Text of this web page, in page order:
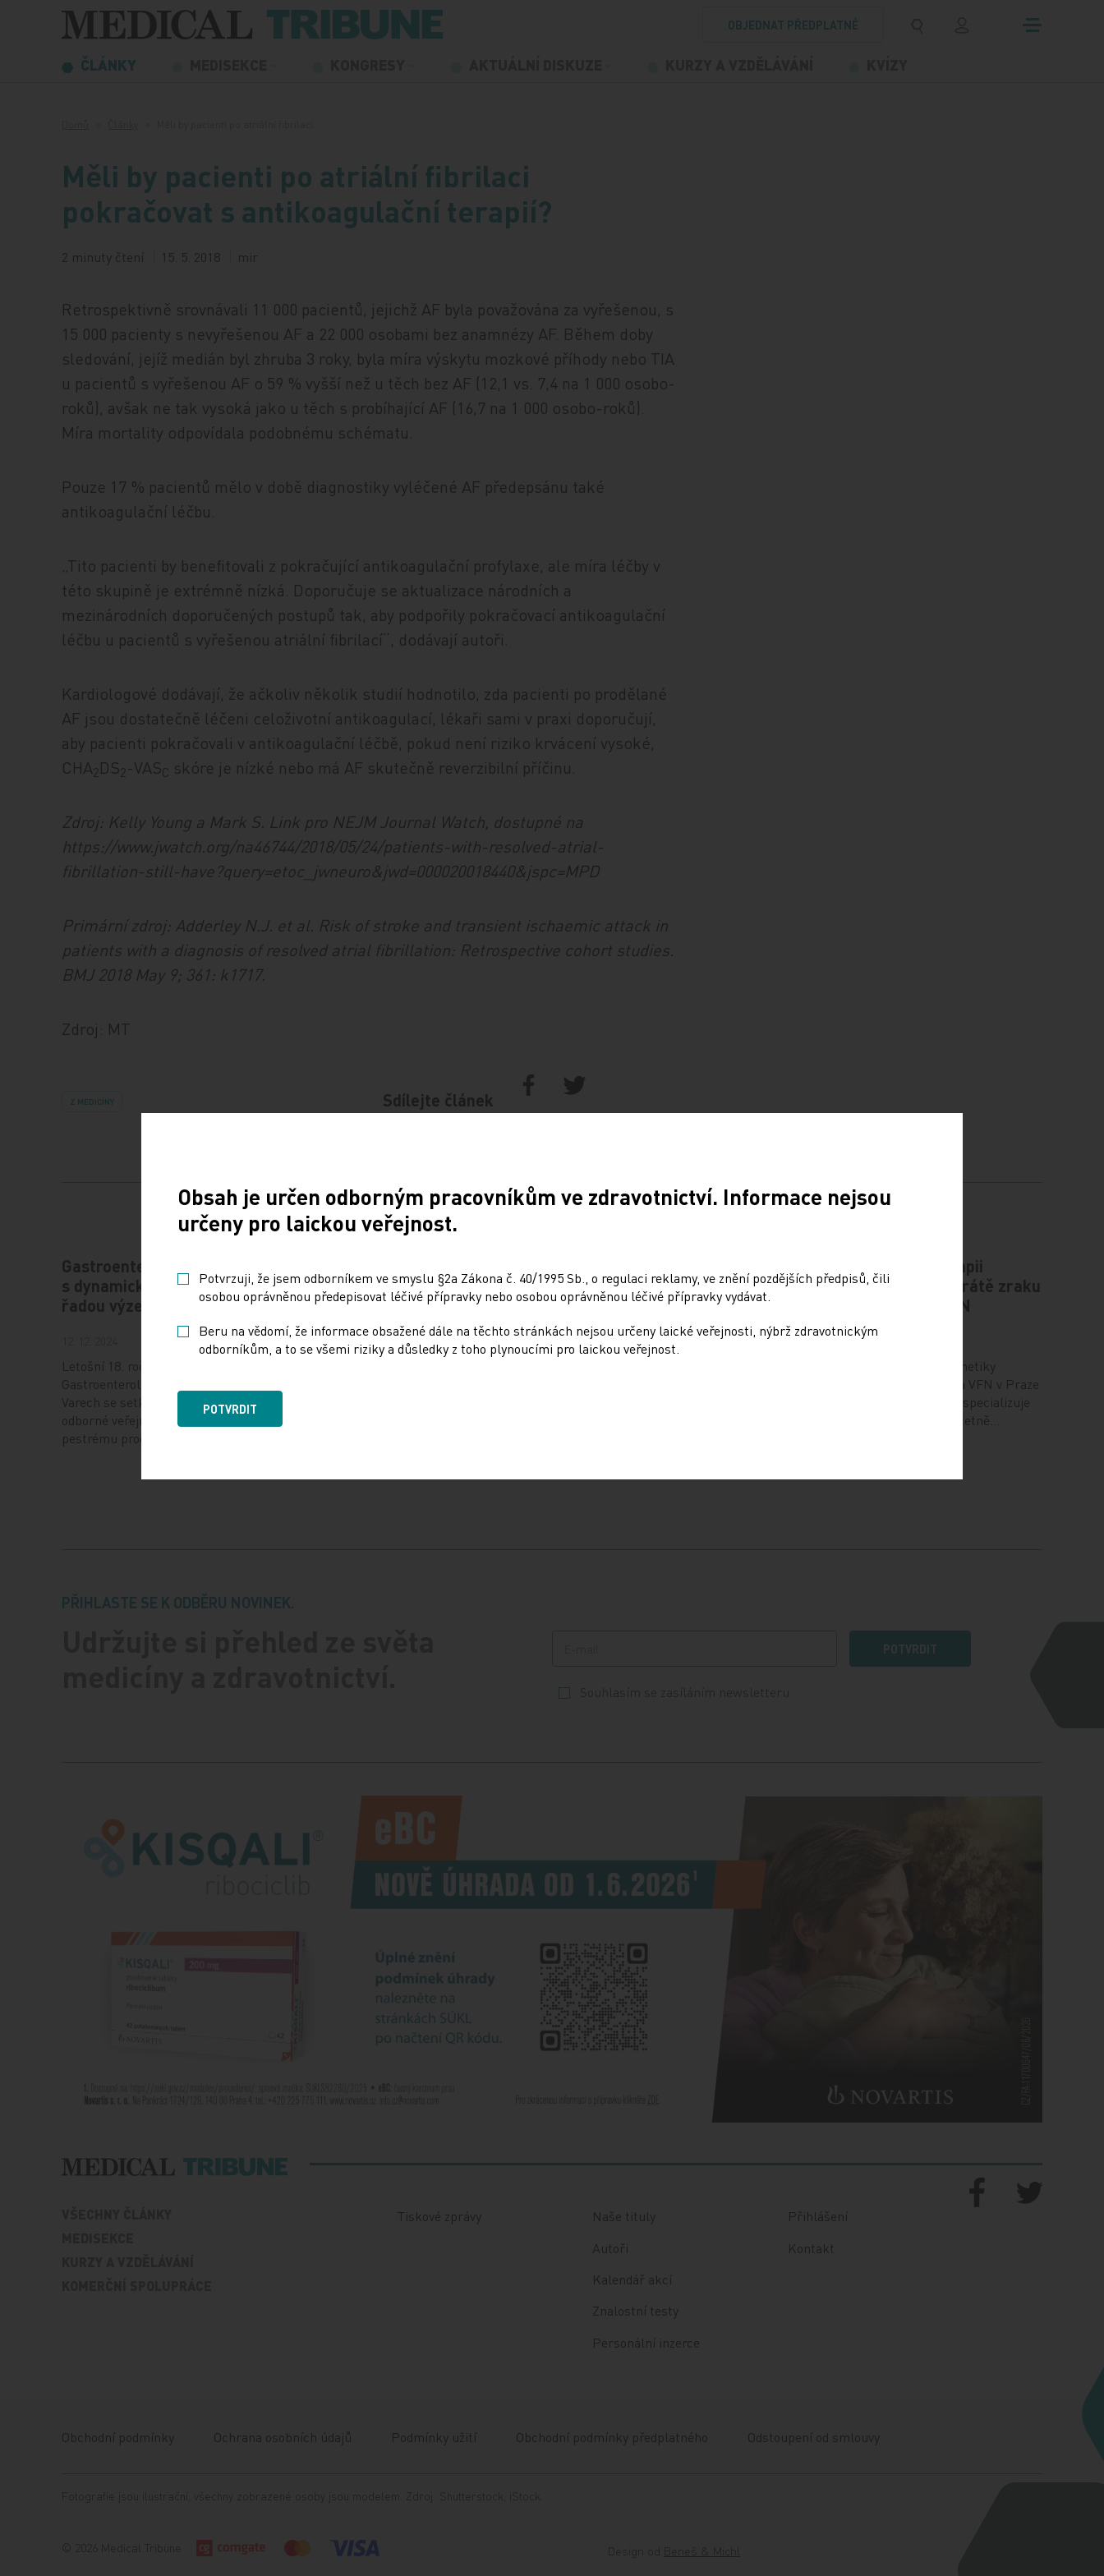
Přeskočit na obsah
OBJEDNAT PŘEDPLATNÉ
ČLÁNKY
Měli by pacienti po atriální fibrilaci
pokračovat s antikoagulační terapií?
2 minuty čtení 15. 5. 2018 mir
Retrospektivně srovnávali 11 000 pacientů, jejichž AF byla považována za vyřešenou, s
15 000 pacienty s nevyřešenou AF a 22 000 osobami bez anamnézy AF. Během doby
sledování, jejíž medián byl zhruba 3 roky, byla míra výskytu mozkové příhody nebo TIA
u pacientů s vyřešenou AF o 59 % vyšší než u těch bez AF (12,1 vs. 7,4 na 1 000 osobo-
roků), avšak ne tak vysoká jako u těch s probíhající AF (16,7 na 1 000 osobo-roků).
Míra mortality odpovídala podobnému schématu.
Pouze 17 % pacientů mělo v době diagnostiky vyléčené AF předepsánu také
antikoagulační léčbu.
„Tito pacienti by benefitovali z pokračující antikoagulační profylaxe, ale míra léčby v
této skupině je extrémně nízká. Doporučuje se aktualizace národních a
mezinárodních doporučených postupů tak, aby podpořily pokračovací antikoagulační
léčbu u pacientů s vyřešenou atriální fibrilací“, dodávají autoři.
Kardiologové dodávají, že ačkoliv několik studií hodnotilo, zda pacienti po prodělané
AF jsou dostatečně léčeni celoživotní antikoagulací, lékaři sami v praxi doporučují,
aby pacienti pokračovali v antikoagulační léčbě, pokud není riziko krvácení vysoké,
CHA2 DS2 -VASC skóre je nízké nebo má AF skutečně reverzibilní příčinu.
Zdroj: Kelly Young a Mark S. Link pro NEJM Journal Watch, dostupné na
https://www.jwatch.org/na46744/2018/05/24/patients-with-resolved-atrial-
fibrillation-still-have?query=etoc_jwneuro&jwd=000020018440&jspc=MPD
Primární zdroj: Adderley N.J. et al. Risk of stroke and transient ischaemic attack in
patients with a diagnosis of resolved atrial fibrillation: Retrospective cohort studies.
BMJ 2018 May 9; 361: k1717.
Zdroj: MT
Z MEDICÍNY Sdílejte článek
Gastroenterologie – obor
s dynamickým rozvojem i
řadou výzev
Letošní 18. ročník
Gastroenterologických dnů v Karlových
Varech se setkal se značným zájmem
odborné veřejnosti, a to i díky velmi
pestrému programu,…
rozvíjející nádory nemůžeme
léčit podle rigidních protokolů
10. 12. 2024
stejně jako kouření
Dalším rizikovým faktorem pro rozvoj
Novou genovou terapii
zabraňující úplné ztrátě zraku
aplikovali lékaři VFN
6. 12. 2024
Centrum klinické oční genetiky
při Oční klinice 1. LF UK a VFN v Praze
se jako jediné v republice specializuje
na dědičné choroby oka včetně…
PŘIHLASTE SE K ODBĚRU NOVINEK.
POTVRDIT
Tiskové zprávy
Naše tituly
Autoři
Kalendář akcí
Znalostní testy
Personální inzerce
Přihlášení
Kontakt
Obchodní podmínky Ochrana osobních údajů Podmínky užití Obchodní podmínky předplatného Odstoupení od smlouvy
Fotografie jsou ilustrační, všechny zobrazené osoby jsou modelem. Zdroj: Shutterstock, iStock.
© 2026 Medical Tribune Beneš & Michl
Obsah je určen odborným pracovníkům ve zdravotnictví. Informace nejsou
určeny pro laickou veřejnost.
Potvrzuji, že jsem odborníkem ve smyslu §2a Zákona č. 40/1995 Sb., o regulaci reklamy, ve znění pozdějších předpisů, čili
osobou oprávněnou předepisovat léčivé přípravky nebo osobou oprávněnou léčivé přípravky vydávat.
Beru na vědomí, že informace obsažené dále na těchto stránkách nejsou určeny laické veřejnosti, nýbrž zdravotnickým
odborníkům, a to se všemi riziky a důsledky z toho plynoucími pro laickou veřejnost.
POTVRDIT